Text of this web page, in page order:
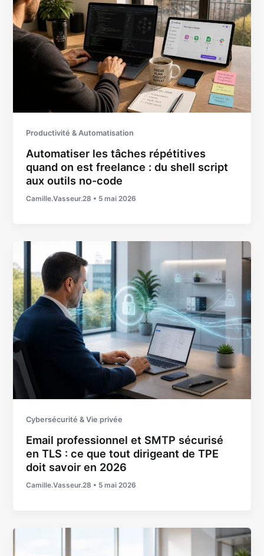
Productivité & Automatisation
Automatiser les tâches répétitives
quand on est freelance : du shell script
aux outils no-code
Camille.Vasseur.28 • 5 mai 2026
Cybersécurité & Vie privée
Email professionnel et SMTP sécurisé
en TLS : ce que tout dirigeant de TPE
doit savoir en 2026
Camille.Vasseur.28 • 5 mai 2026